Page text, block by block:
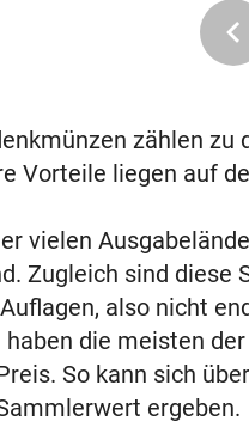
zählen
Vorteile liegen auf
vielen
Zugleich sind diese
also nicht
haben die meisten
So kann sich
ergeben.